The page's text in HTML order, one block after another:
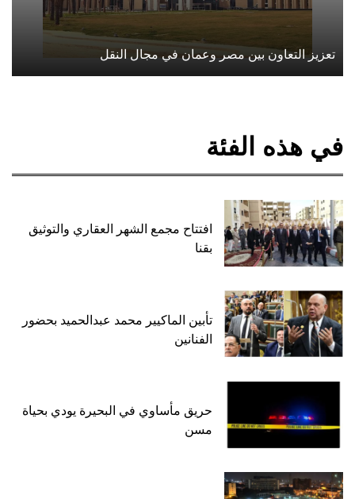
تعزيز التعاون بين مصر وعمان في مجال النقل
في هذه الفئة
افتتاح مجمع الشهر العقاري والتوثيق
بقنا
تأبين الماكيير محمد عبدالحميد بحضور
الفنانين
حريق مأساوي في البحيرة يودي بحياة
مسن